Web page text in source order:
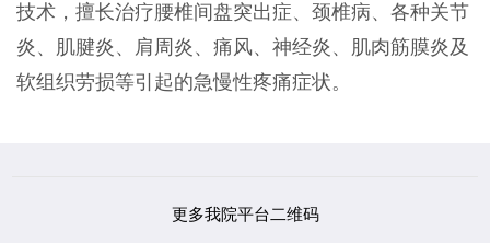
技术，擅长治疗腰椎间盘突出症、颈椎病、各种关节
炎、肌腱炎、肩周炎、痛风、神经炎、肌肉筋膜炎及
软组织劳损等引起的急慢性疼痛症状。
更多我院平台二维码